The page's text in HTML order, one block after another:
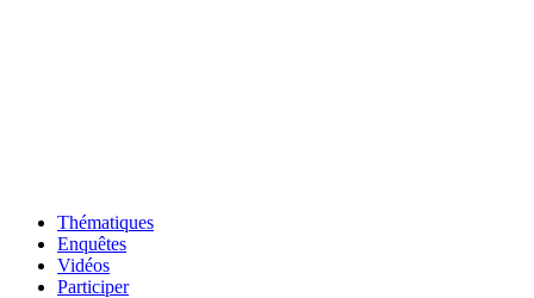
Thématiques
Enquêtes
Vidéos
Participer